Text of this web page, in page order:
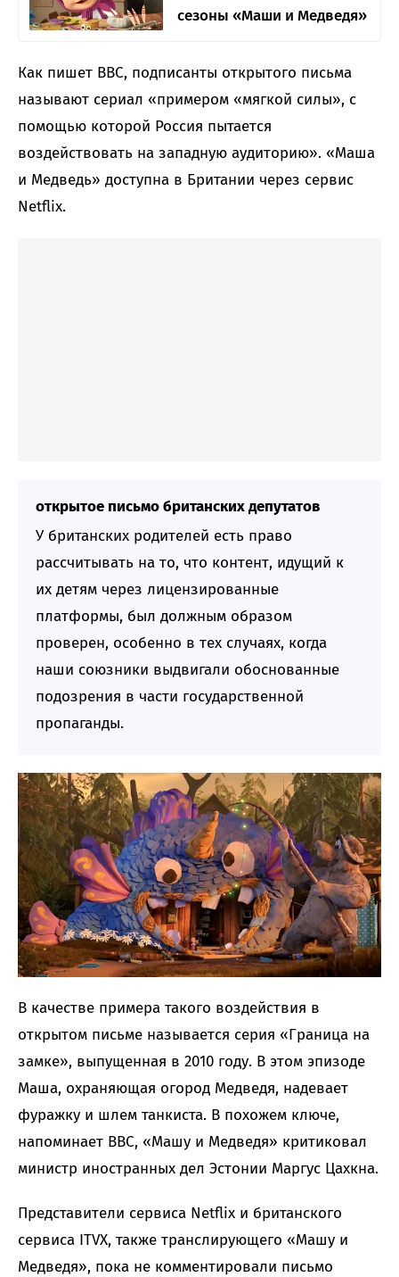
сезоны «Маши и Медведя»
Как пишет BBC, подписанты открытого письма
называют сериал «примером «мягкой силы», с
помощью которой Россия пытается
воздействовать на западную аудиторию». «Маша
и Медведь» доступна в Британии через сервис
Netflix.
открытое письмо британских депутатов
У британских родителей есть право
рассчитывать на то, что контент, идущий к
их детям через лицензированные
платформы, был должным образом
проверен, особенно в тех случаях, когда
наши союзники выдвигали обоснованные
подозрения в части государственной
пропаганды.
В качестве примера такого воздействия в
открытом письме называется серия «Граница на
замке», выпущенная в 2010 году. В этом эпизоде
Маша, охраняющая огород Медведя, надевает
фуражку и шлем танкиста. В похожем ключе,
напоминает BBC, «Машу и Медведя» критиковал
министр иностранных дел Эстонии Маргус Цахкна.
Представители сервиса Netflix и британского
сервиса ITVX, также транслирующего «Машу и
Медведя», пока не комментировали письмо